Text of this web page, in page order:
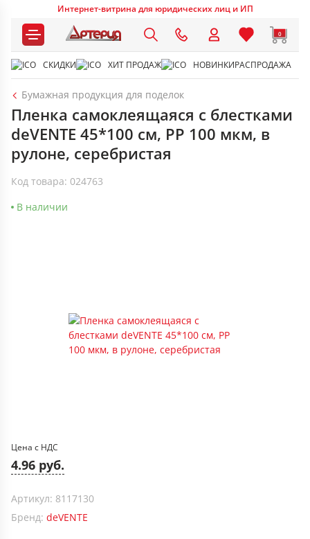
Интернет-витрина для юридических лиц и ИП
0
СКИДКИ ХИТ ПРОДАЖ НОВИНКИРАСПРОДАЖА
Бумажная продукция для поделок
Пленка самоклеящаяся с блестками
deVENTE 45*100 см, PP 100 мкм, в
рулоне, серебристая
Код товара: 024763
В наличии
Цена с НДС
4.96 руб.
Артикул: 8117130
Бренд: deVENTE